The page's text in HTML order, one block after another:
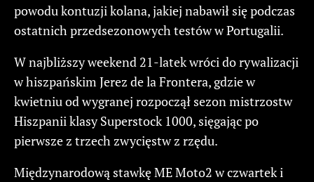
powodu kontuzji kolana, jakiej nabawił się podczas
ostatnich przedsezonowych testów w Portugalii.
W najbliższy weekend 21-latek wróci do rywalizacji
w hiszpańskim Jerez de la Frontera, gdzie w
kwietniu od wygranej rozpoczął sezon mistrzostw
Hiszpanii klasy Superstock 1000, sięgając po
pierwsze z trzech zwycięstw z rzędu.
Międzynarodową stawkę ME Moto2 w czwartek i